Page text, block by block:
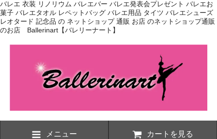
バレエ 衣装 リノリウム バレエバー バレエ発表会プレゼント バレエお
菓子 バレエタオル レペットバッグ バレエ用品 タイツ バレエシューズ
レオタード 記念品 の ネットショップ 通販 お店 のネットショップ通販
のお店 Ballerinart【バレリーナート】
メニュー カートを見る